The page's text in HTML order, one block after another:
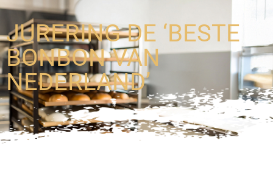
JURERING DE ‘BESTE
BONBON VAN
NEDERLAND’